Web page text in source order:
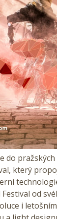
do
který
od
i